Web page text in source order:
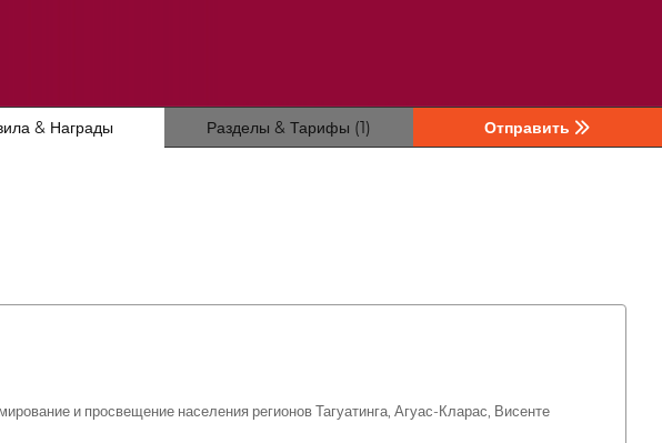
& Награды Разделы & Тарифы (1) Отправить
и просвещение населения регионов Тагуатинга, Агуас-Кларас, Висенте